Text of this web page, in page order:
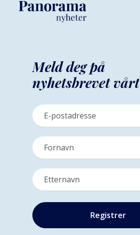
Meld deg på
nyhetsbrevet vårt